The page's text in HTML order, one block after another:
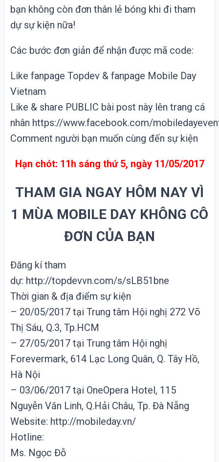
bạn không còn đơn thân lẻ bóng khi đi tham
dự sự kiện nữa!
Các bước đơn giản để nhận được mã code:
Like fanpage Topdev & fanpage Mobile Day
Vietnam
Like & share PUBLIC bài post này lên trang cá
nhân https://www.facebook.com/
Comment người bạn muốn cùng đến sự kiện
Hạn chót: 11h sáng thứ 5, ngày 11/05/2017
THAM GIA NGAY HÔM NAY VÌ
1 MÙA MOBILE DAY KHÔNG CÔ
ĐƠN CỦA BẠN
Đăng kí tham
dự: http://topdevvn.com/s/sLB51bne
Thời gian & địa điểm sự kiện
– 20/05/2017 tại Trung tâm Hội nghị 272 Võ
Thị Sáu, Q.3, Tp.HCM
– 27/05/2017 tại Trung tâm Hội nghị
Forevermark, 614 Lạc Long Quân, Q. Tây Hồ,
Hà Nội
– 03/06/2017 tại OneOpera Hotel, 115
Nguyễn Văn Linh, Q.Hải Châu, Tp. Đà Nẵng
Website: http://mobileday.vn/
Hotline:
Ms. Ngọc Đỗ